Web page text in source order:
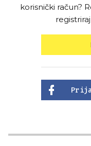
korisnički račun?